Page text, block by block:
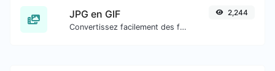
JPG en GIF
Convertissez facilement des fichiers image JPG en GIF.
2,244